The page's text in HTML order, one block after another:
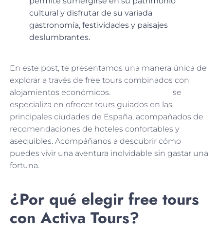
cultural y disfrutar de su variada
gastronomía, festividades y paisajes
deslumbrantes.
En este post, te presentamos una manera única de
explorar a través de free tours combinados con
alojamientos económicos.
se
especializa en ofrecer tours guiados en las
principales ciudades de España, acompañados de
recomendaciones de hoteles confortables y
asequibles. Acompáñanos a descubrir cómo
puedes vivir una aventura inolvidable sin gastar una
fortuna.
¿Por qué elegir free tours
con Activa Tours?